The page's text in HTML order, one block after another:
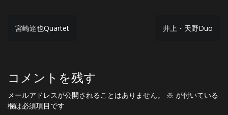
投
ビ
ゲ
ー
宮崎達也Quartet 井上・天野Duo
コメントを残す
メールアドレスが公開されることはありません。 ※ が付いている
欄は必須項目です